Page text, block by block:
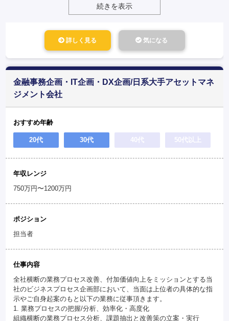
続きを表示
詳しく見る 気になる
金融事務企画・IT企画・DX企画/日系大手アセットマネ
ジメント会社
おすすめ年齢
20代 30代 40代 50代以上
年収レンジ
750万円〜1200万円
ポジション
担当者
仕事内容
全社横断の業務プロセス改善、付加価値向上をミッションとする当
社のビジネスプロセス企画部において、当面は上位者の具体的な指
示やご自身起案のもと以下の業務に従事頂きます。
1. 業務プロセスの把握/分析、効率化・高度化
組織横断の業務プロセス分析、課題抽出と改善策の立案・実行